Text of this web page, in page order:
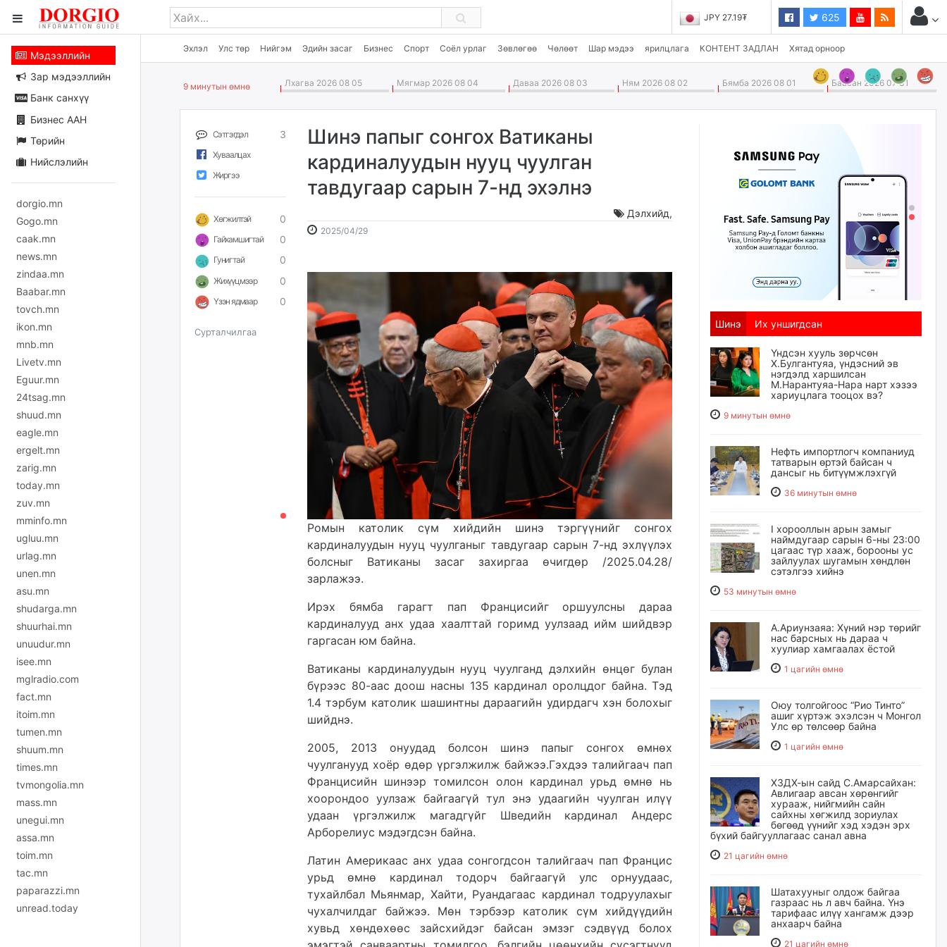
JPY 27.19₮ CHF 3,824.26₮
625
Эхлэл Улс төр Нийгэм Эдийн засаг Бизнес Спорт Соёл урлаг Зөвлөгөө Чөлөөт Шар мэдээ ярилцлага КОНТЕНТ ЗАДЛАН Хятад орноор
Мэдээллийн
Зар мэдээллийн
Банк санхүү
Бизнес ААН
Төрийн
Нийслэлийн
dorgio.mn
Gogo.mn
caak.mn
news.mn
zindaa.mn
Baabar.mn
tovch.mn
ikon.mn
mnb.mn
Livetv.mn
Eguur.mn
24tsag.mn
shuud.mn
eagle.mn
ergelt.mn
zarig.mn
today.mn
zuv.mn
mminfo.mn
ugluu.mn
urlag.mn
unen.mn
asu.mn
shudarga.mn
shuurhai.mn
unuudur.mn
isee.mn
mglradio.com
fact.mn
itoim.mn
tumen.mn
shuum.mn
times.mn
tvmongolia.mn
mass.mn
unegui.mn
assa.mn
toim.mn
tac.mn
paparazzi.mn
unread.today
9 минутын өмнө Лхагва 2026 08 05 Мягмар 2026 08 04 Даваа 2026 08 03 Ням 2026 08 02 Бямба 2026 08 01 Баасан 2026 07 31
Сэтгэгдэл 3
Хуваалцах
Жиргээ
Хөгжилтэй 0
Гайхамшигтай 0
Гунигтай 0
Жихүүцмээр 0
Үзэн ядмаар 0
Сурталчилгаа
Шинэ папыг сонгох Ватиканы
кардиналуудын нууц чуулган
тавдугаар сарын 7-нд эхэлнэ
Дэлхийд,
2025/04/292025-
2026-
Ромын католик сүм хийдийн шинэ тэргүүнийг сонгох
кардиналуудын нууц чуулганыг тавдугаар сарын 7-нд эхлүүлэх
болсныг Ватиканы засаг захиргаа өчигдөр /2025.04.28/
зарлажээ.
Ирэх бямба гарагт пап Францисийг оршуулсны дараа
кардиналууд анх удаа хаалттай горимд уулзаад ийм шийдвэр
гаргасан юм байна.
Ватиканы кардиналуудын нууц чуулганддэлхийн өнцөг булан
бүрээс 80-аас доош насны 135 кардинал оролцдог байна.Тэд
1.4 тэрбум католик шашинтны дараагийн удирдагч хэн болохыг
шийднэ.
2005, 2013 онуудад болсон шинэ папыг сонгох өмнөх
чуулганууд хоёр өдөр үргэлжилж байжээ.Гэхдээ талийгаач пап
Францисийн шинээр томилсон олон кардинал урьд өмнө нь
хоорондоо уулзаж байгаагүй тул энэ удаагийн чуулган илүү
удаан үргэлжилж магадгүйг Шведийн кардинал Андерс
Арборелиус мэдэгдсэн байна.
Латин Америкаас анх удаа сонгогдсонталийгаач пап Францис
урьд өмнө кардинал тодорч байгаагүй улс орнуудаас,
тухайлбал Мьянмар, Хайти, Руандагаас кардинал тодруулахыг
чухалчилдаг байжээ. Мөн тэрбээр католик сүм хийдүүдийн
хувьд хөндөхөөс зайсхийдэг байсан эмзэг сэдвүүд болох
Шинэ Их уншигдсан
Үндсэн хууль зөрчсөн
Х.Булгантуяа, үндэсний эв
нэгдэлд харшилсан
М.Нарантуяа-Нара нарт хэзээ
хариуцлага тооцох вэ?
9 минутын өмнө
Нефть импортлогч компаниуд
татварын өртэй байсан ч
дансыг нь битүүмжлэхгүй
36 минутын өмнө
I хорооллын арын замыг
наймдугаар сарын 6-ны 23:00
цагаас түр хааж, борооны ус
зайлуулах шугамын хөндлөн
сэтэлгээ хийнэ
53 минутын өмнө
А.Ариунзаяа: Хүний нэр төрийг
нас барсных нь дараа ч
хуулиар хамгаалах ёстой
1 цагийн өмнө
Оюу толгойгоос “Рио Тинто”
ашиг хүртэж эхэлсэн ч Монгол
Улс өр төлсөөр байна
1 цагийн өмнө
ХЗДХ-ын сайд С.Амарсайхан:
Авлигаар авсан хөрөнгийг
хурааж, нийгмийн сайн
сайхны хөгжилд зориулах
бөгөөд үүнийг хэд хэдэн эрх
бүхий байгууллагаас санал авна
21 цагийн өмнө
Шатахууныг олдож байгаа
газраас нь л авч байна. Үнэ
тарифаас илүү хангамж дээр
анхаарч байна
21 цагийн өмнө